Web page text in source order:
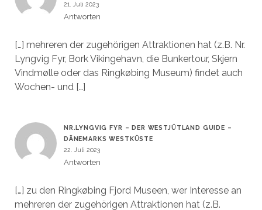
21. Juli 2023
Antworten
[…] mehreren der zugehörigen Attraktionen hat (z.B. Nr.
Lyngvig Fyr, Bork Vikingehavn, die Bunkertour, Skjern
Vindmølle oder das Ringkøbing Museum) findet auch
Wochen- und […]
NR.LYNGVIG FYR – DER WESTJÜTLAND GUIDE –
DÄNEMARKS WESTKÜSTE
22. Juli 2023
Antworten
[…] zu den Ringkøbing Fjord Museen, wer Interesse an
mehreren der zugehörigen Attraktionen hat (z.B.